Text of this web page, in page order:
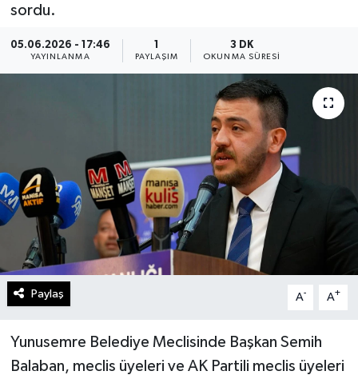
sordu.
05.06.2026 - 17:46
YAYINLANMA
1
PAYLAŞIM
3 DK
OKUNMA SÜRESI
Paylaş A- A+
Yunusemre Belediye Meclisinde Başkan Semih
Balaban, meclis üyeleri ve AK Partili meclis üyeleri